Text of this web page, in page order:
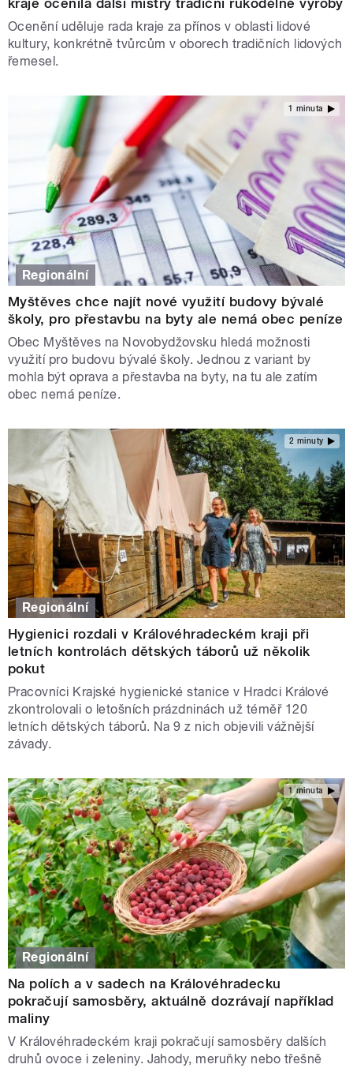
kraje ocenila další mistry tradiční rukodělné výroby
Ocenění uděluje rada kraje za přínos v oblasti lidové
kultury, konkrétně tvůrcům v oborech tradičních lidových
řemesel.
1 minuta
Regionální
Myštěves chce najít nové využití budovy bývalé
školy, pro přestavbu na byty ale nemá obec peníze
Obec Myštěves na Novobydžovsku hledá možnosti
využití pro budovu bývalé školy. Jednou z variant by
mohla být oprava a přestavba na byty, na tu ale zatím
obec nemá peníze.
2 minuty
Regionální
Hygienici rozdali v Královéhradeckém kraji při
letních kontrolách dětských táborů už několik
pokut
Pracovníci Krajské hygienické stanice v Hradci Králové
zkontrolovali o letošních prázdninách už téměř 120
letních dětských táborů. Na 9 z nich objevili vážnější
závady.
1 minuta
Regionální
Na polích a v sadech na Královéhradecku
pokračují samosběry, aktuálně dozrávají například
maliny
V Královéhradeckém kraji pokračují samosběry dalších
druhů ovoce i zeleniny. Jahody, meruňky nebo třešně